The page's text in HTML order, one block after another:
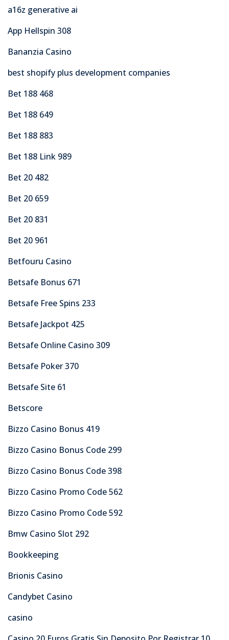
a16z generative ai
App Hellspin 308
Bananzia Casino
best shopify plus development companies
Bet 188 468
Bet 188 649
Bet 188 883
Bet 188 Link 989
Bet 20 482
Bet 20 659
Bet 20 831
Bet 20 961
Betfouru Casino
Betsafe Bonus 671
Betsafe Free Spins 233
Betsafe Jackpot 425
Betsafe Online Casino 309
Betsafe Poker 370
Betsafe Site 61
Betscore
Bizzo Casino Bonus 419
Bizzo Casino Bonus Code 299
Bizzo Casino Bonus Code 398
Bizzo Casino Promo Code 562
Bizzo Casino Promo Code 592
Bmw Casino Slot 292
Bookkeeping
Brionis Casino
Candybet Casino
casino